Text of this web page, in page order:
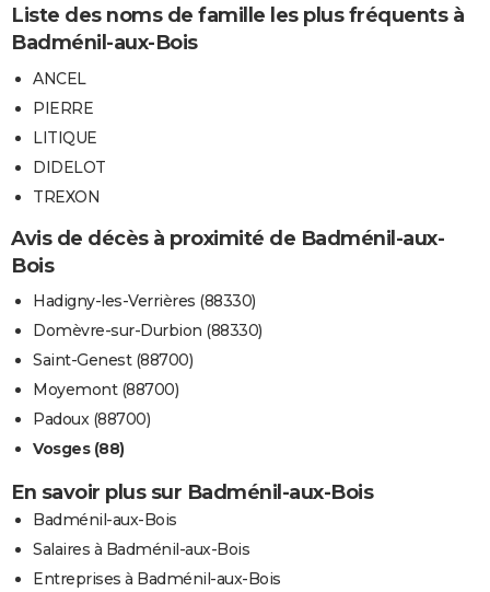
Liste des noms de famille les plus fréquents à
Badménil-aux-Bois
ANCEL
PIERRE
LITIQUE
DIDELOT
TREXON
Avis de décès à proximité de Badménil-aux-
Bois
Hadigny-les-Verrières (88330)
Domèvre-sur-Durbion (88330)
Saint-Genest (88700)
Moyemont (88700)
Padoux (88700)
Vosges (88)
En savoir plus sur Badménil-aux-Bois
Badménil-aux-Bois
Salaires à Badménil-aux-Bois
Entreprises à Badménil-aux-Bois